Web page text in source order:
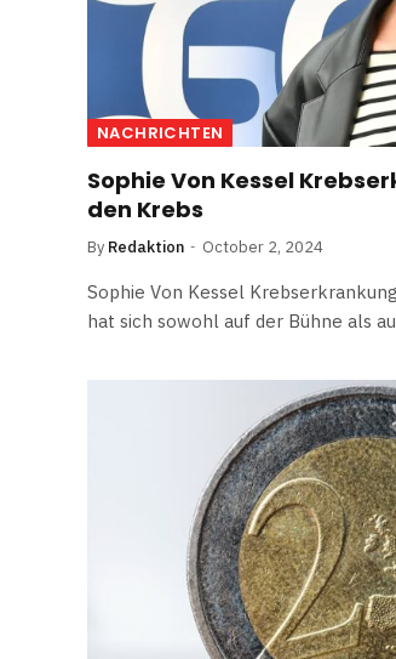
NACHRICHTEN
Sophie Von Kessel
den Krebs
By Redaktion October 2, 2024
Sophie Von Kessel
hat sich sowohl auf der Bühne als